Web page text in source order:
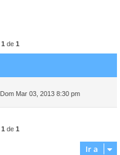
1 de 1
Dom Mar 03, 2013 8:30 pm
1 de 1
Ir a